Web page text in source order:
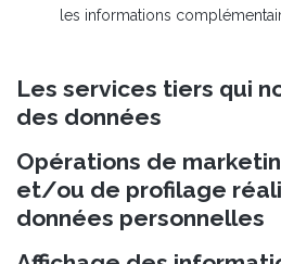
les informations
Les services tiers qui
des données
Opérations de
et/ou de profilage
données personnelles